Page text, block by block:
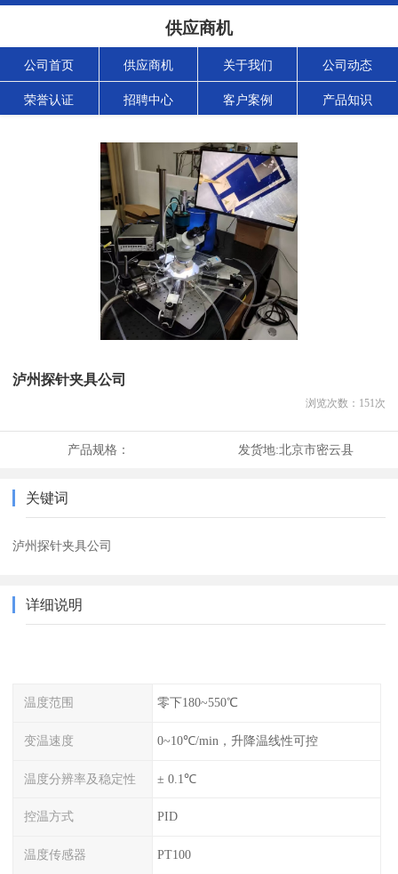
供应商机
公司首页 供应商机 关于我们 公司动态
荣誉认证 招聘中心 客户案例 产品知识
泸州探针夹具公司
浏览次数： 151次
产品规格： 发货地:北京市密云县
关键词
泸州探针夹具公司
详细说明
温度范围 零下180~550℃
变温速度 0~10℃/min，升降温线性可控
温度分辨率及稳定性 ± 0.1℃
控温方式 PID
温度传感器 PT100